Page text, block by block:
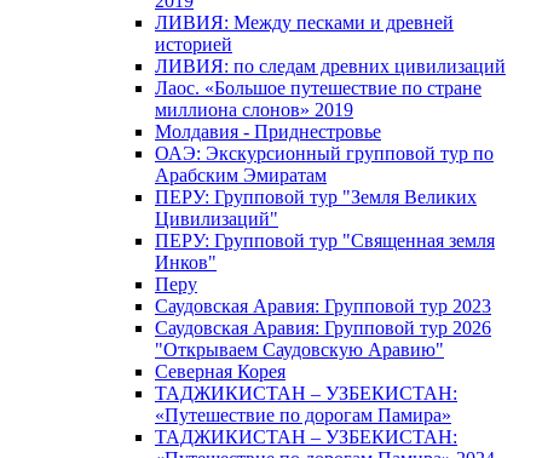
ЛИВИЯ: Между песками и древней
историей
ЛИВИЯ: по следам древних цивилизаций
Лаос. «Большое путешествие по стране
миллиона слонов» 2019
Молдавия - Приднестровье
ОАЭ: Экскурсионный групповой тур по
Арабским Эмиратам
ПЕРУ: Групповой тур "Земля Великих
Цивилизаций"
ПЕРУ: Групповой тур "Священная земля
Инков"
Перу
Саудовская Аравия: Групповой тур 2023
Саудовская Аравия: Групповой тур 2026
"Открываем Саудовскую Аравию"
Северная Корея
ТАДЖИКИСТАН – УЗБЕКИСТАН:
«Путешествие по дорогам Памира»
ТАДЖИКИСТАН – УЗБЕКИСТАН: